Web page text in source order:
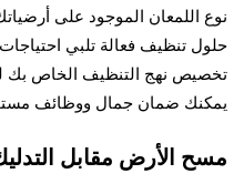
نوع اللمعان الموجود على
حلول تنظيف فعالة تلبي
تخصيص نهج التنظيف الخاص بك
يمكنك ضمان جمال ووظائف
مسح الأرض مقابل